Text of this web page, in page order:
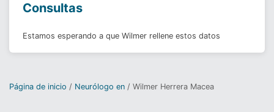
Consultas
Estamos esperando a que Wilmer rellene estos datos
Página de inicio Neurólogo en Wilmer Herrera Macea